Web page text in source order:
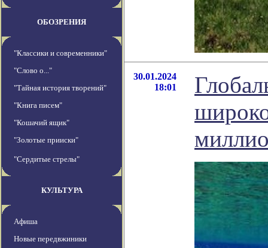
ОБОЗРЕНИЯ
"Классики и современники"
"Слово о..."
"Тайная история творений"
"Книга писем"
"Кошачий ящик"
"Золотые прииски"
"Сердитые стрелы"
КУЛЬТУРА
Афиша
Новые передвжиники
30.01.2024
18:01